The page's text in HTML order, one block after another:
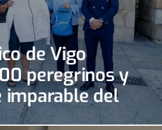
de Vigo
peregrinos y
imparable del
de la Costa